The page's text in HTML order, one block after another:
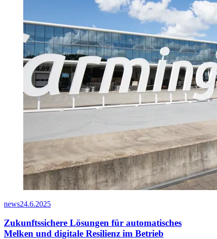
news24.6.2025
Zukunftssichere Lösungen für automatisches
Melken und digitale Resilienz im Betrieb